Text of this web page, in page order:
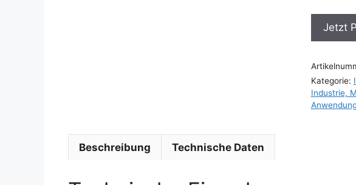
Jetzt
Kategorie:
Industrie,
Beschreibung Technische Daten